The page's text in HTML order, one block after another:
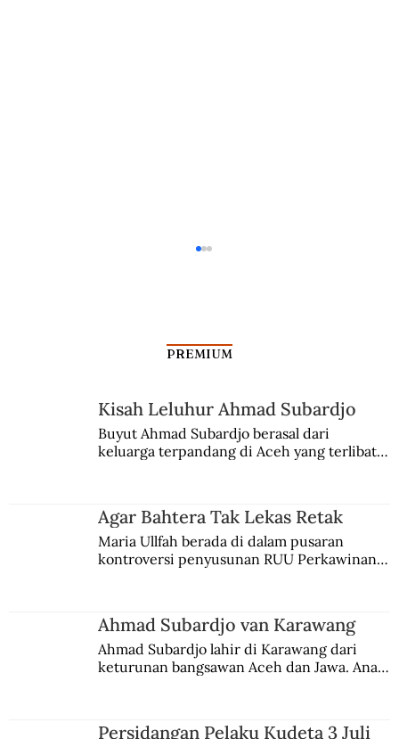
Kisah Petrus Saat Kudatuli Meletus
PREMIUM
Kisah Leluhur Ahmad Subardjo
Buyut Ahmad Subardjo berasal dari
keluarga terpandang di Aceh yang terlibat
Agar Bahtera Tak Lekas Retak
Maria Ullfah berada di dalam pusaran
kontroversi penyusunan RUU Perkawinan.
Ahmad Subardjo van Karawang
Ahmad Subardjo lahir di Karawang dari
keturunan bangsawan Aceh dan Jawa. Anak
Persidangan Pelaku Kudeta 3 Juli